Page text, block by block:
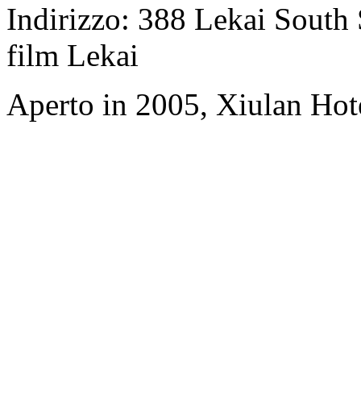
Indirizzo: 388 Lekai
film Lekai
Aperto in 2005, Xiulan